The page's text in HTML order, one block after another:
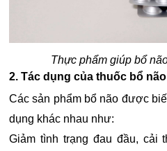
Thực phẩm giúp bổ
2. Tác dụng của thuốc bổ não
Các sản phẩm bổ não được
dụng khác nhau như:
Giảm tình trạng đau đầu, cải